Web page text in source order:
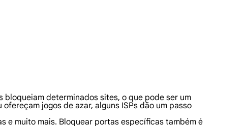
determinados sites, o que pode ser um
jogos de azar, alguns ISPs dão um passo
e muito mais. Bloquear portas específicas também é